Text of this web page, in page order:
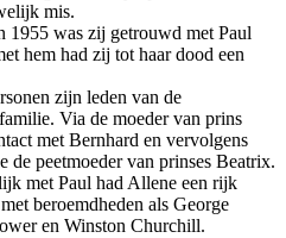
mis.
1955 was zij getrouwd met Paul
hem had zij tot haar dood een
zijn leden van de
Via de moeder van prins
met Bernhard en vervolgens
de peetmoeder van prinses Beatrix.
met Paul had Allene een rijk
beroemdheden als George
en Winston Churchill.